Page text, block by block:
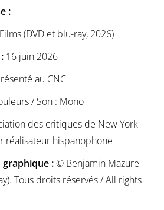
:
(DVD et blu-ray, 2026)
16 juin 2026
au CNC
/ Son : Mono
des critiques de New York
réalisateur hispanophone
:© Benjamin Mazure
Tous droits réservés / All rights